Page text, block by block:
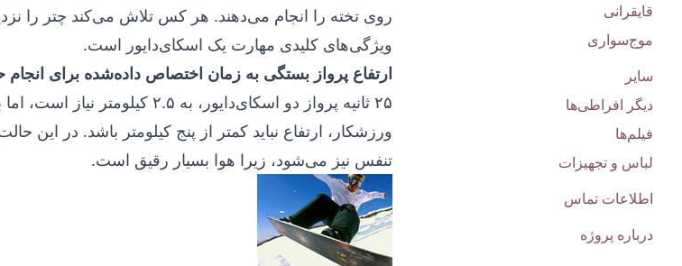
قایقرانی
موج‌سواری
سایر
دیگر افراطی‌ها
فیلم‌ها
لباس و تجهیزات
اطلاعات تماس
درباره پروژه
روی تخته را انجام می‌دهند. هر کس تلاش می‌کند چتر را
ویژگی‌های کلیدی مهارت یک اسکای‌دایور است.
ارتفاع پرواز بستگی به زمان اختصاص داده‌شده برای
۲۵ ثانیه پرواز دو اسکای‌دایور،
ورزشکار، ارتفاع نباید کمتر از پنج کیلومتر باشد. در این
تنفس نیز می‌شود، زیرا هوا بسیار رقیق است.